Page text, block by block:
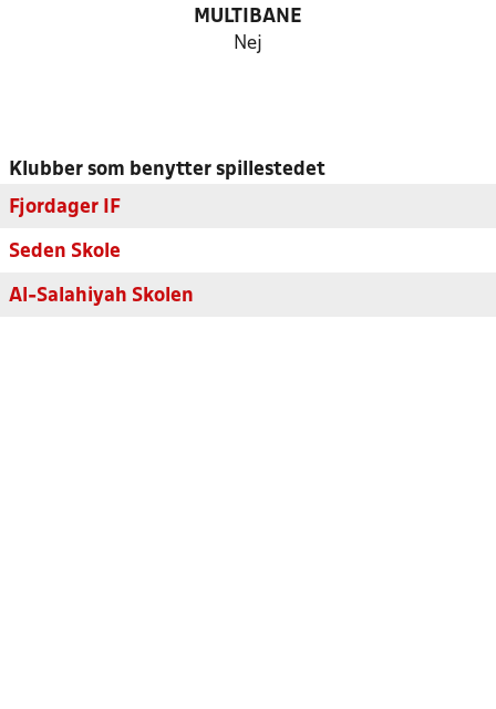
MULTIBANE
Nej
Klubber som benytter spillestedet
Fjordager IF
Seden Skole
Al-Salahiyah Skolen